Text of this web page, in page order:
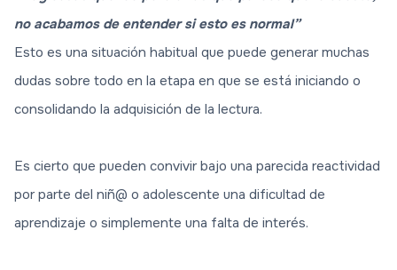
no acabamos de entender si esto es normal”
Esto es una situación habitual que puede generar muchas
dudas sobre todo en la etapa en que se está iniciando o
consolidando la adquisición de la lectura.
Es cierto que pueden convivir bajo una parecida reactividad
por parte del niñ@ o adolescente una dificultad de
aprendizaje o simplemente una falta de interés.